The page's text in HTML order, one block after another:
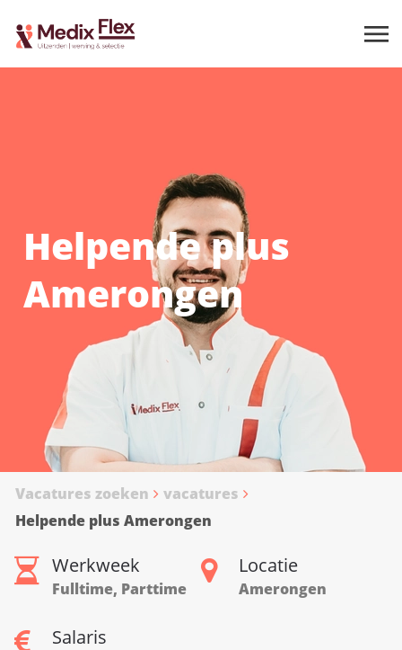
Helpende plus
Amerongen
Vacatures zoeken
vacatures
Helpende plus Amerongen
Werkweek
Fulltime, Parttime
Locatie
Amerongen
Salaris